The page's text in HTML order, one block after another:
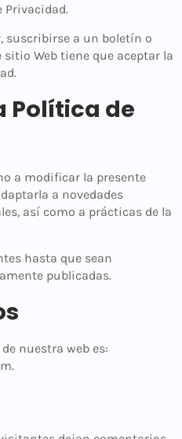
Privacidad.
suscribirse a un boletín o
Web tiene que aceptar la
Política de
a modificar la presente
a novedades
así como a prácticas de la
hasta que sean
publicadas.
nuestra web es: